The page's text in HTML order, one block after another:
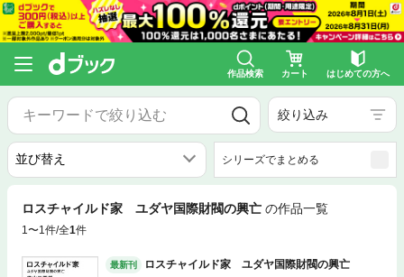
作品検索 カート はじめての方へ
絞り込み
シリーズでまとめる
ロスチャイルド家 ユダヤ国際財閥の興亡 の作品一覧
1〜1件/全1件
最新刊
ロスチャイルド家 ユダヤ国際財閥の興亡